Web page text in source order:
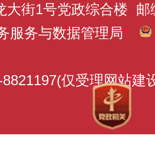
大街1号党政综合楼 邮
服务与数据管理局
仅受理网站建